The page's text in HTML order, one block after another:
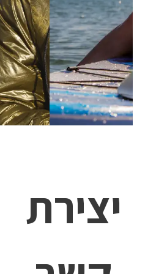
יצירת